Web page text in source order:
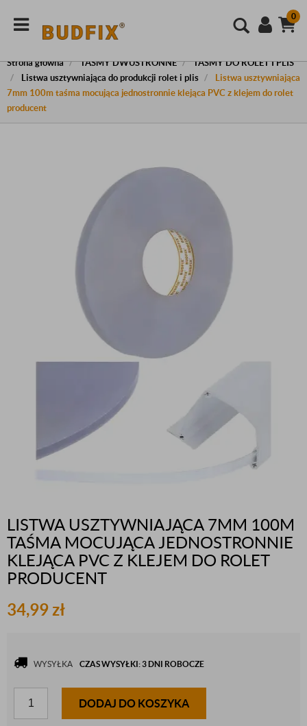
0
Strona główna TAŚMY DWUSTRONNE
TAŚMY DO ROLET I PLIS
Listwa usztywniająca do produkcji rolet i plis
Listwa usztywniająca
7mm 100m taśma mocująca jednostronnie klejąca PVC z klejem do rolet
producent
LISTWA USZTYWNIAJĄCA 7MM 100M
TAŚMA MOCUJĄCA JEDNOSTRONNIE
KLEJĄCA PVC Z KLEJEM DO ROLET
PRODUCENT
34,99zł
WYSYŁKA CZAS WYSYŁKI: 3 DNI ROBOCZE
DODAJ DO KOSZYKA